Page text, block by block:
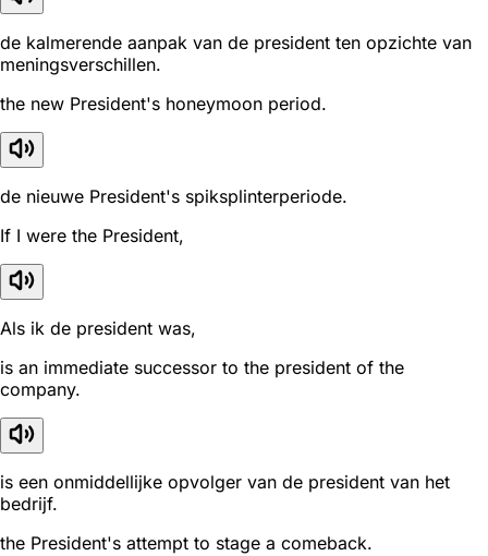
de kalmerende aanpak van de president ten opzichte van
meningsverschillen.
the new President's honeymoon period.
de nieuwe President's spiksplinterperiode.
If I were the President,
Als ik de president was,
is an immediate successor to the president of the
company.
is een onmiddellijke opvolger van de president van het
bedrijf.
the President's attempt to stage a comeback.